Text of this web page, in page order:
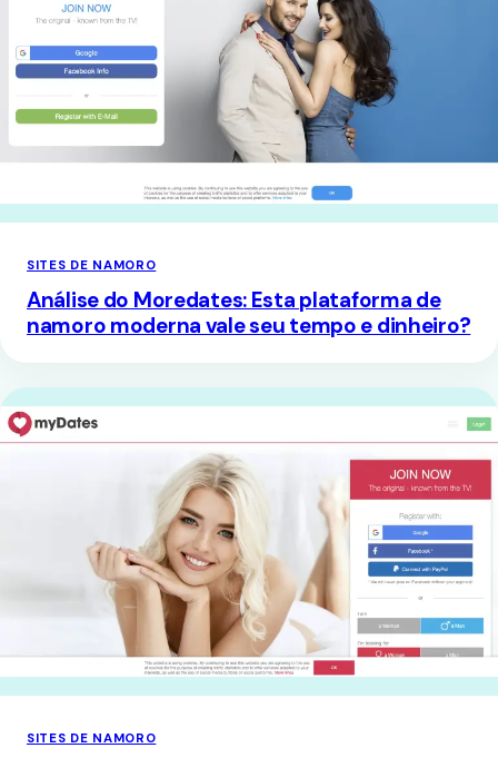
SITES DE NAMORO
Análise do Moredates: Esta plataforma de
namoro moderna vale seu tempo e dinheiro?
SITES DE NAMORO